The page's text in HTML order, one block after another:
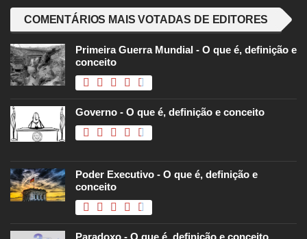
COMENTÁRIOS MAIS VOTADAS DE EDITORES
Primeira Guerra Mundial - O que é, definição e
conceito
Governo - O que é, definição e conceito
Poder Executivo - O que é, definição e
conceito